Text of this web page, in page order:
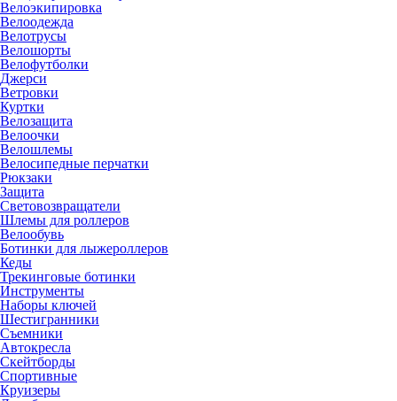
Велоэкипировка
Велоодежда
Велотрусы
Велошорты
Велофутболки
Джерси
Ветровки
Куртки
Велозащита
Велоочки
Велошлемы
Велосипедные перчатки
Рюкзаки
Защита
Световозвращатели
Шлемы для роллеров
Велообувь
Ботинки для лыжероллеров
Кеды
Трекинговые ботинки
Инструменты
Наборы ключей
Шестигранники
Съемники
Автокресла
Скейтборды
Спортивные
Круизеры